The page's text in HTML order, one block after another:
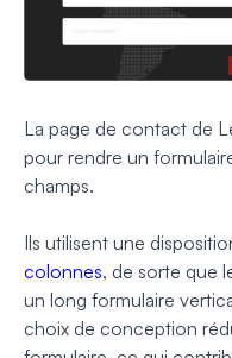
La page de contact de
pour rendre un
champs.
Ils utilisent une
colonnes, de sorte que
un long formulaire
choix de conception